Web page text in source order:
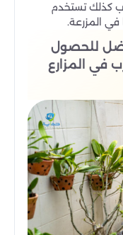
كذلك تستخدم
في المزرعة.
للحصول
في المزارع